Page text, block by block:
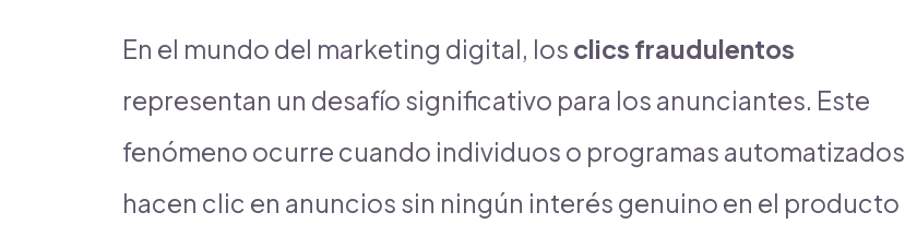
En el mundo del marketing digital, los clics fraudulentos
representan un desafío significativo para los anunciantes. Este
fenómeno ocurre cuando individuos o programas automatizados
hacen clic en anuncios sin ningún interés genuino en el producto